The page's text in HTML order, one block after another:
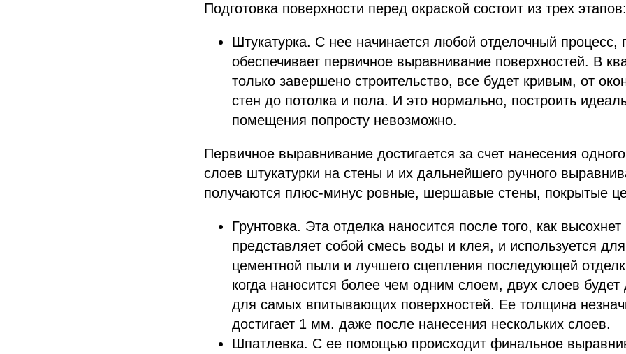
Подготовка поверхности перед окраской состоит из трех этапов:
Штукатурка. С нее начинается любой отделочный процесс,
обеспечивает первичное выравнивание поверхностей. В
только завершено строительство, все будет кривым, от
стен до потолка и пола. И это нормально, построить
помещения попросту невозможно.
Первичное выравнивание достигается за счет нанесения
слоев штукатурки на стены и их дальнейшего ручного
получаются плюс-минус ровные, шершавые стены, покрытые
Грунтовка. Эта отделка наносится после того, как
представляет собой смесь воды и клея, и используется
цементной пыли и лучшего сцепления последующей
когда наносится более чем одним слоем, двух слоев будет
для самых впитывающих поверхностей. Ее толщина
достигает 1 мм. даже после нанесения нескольких слоев.
Шпатлевка. С ее помощью происходит финальное